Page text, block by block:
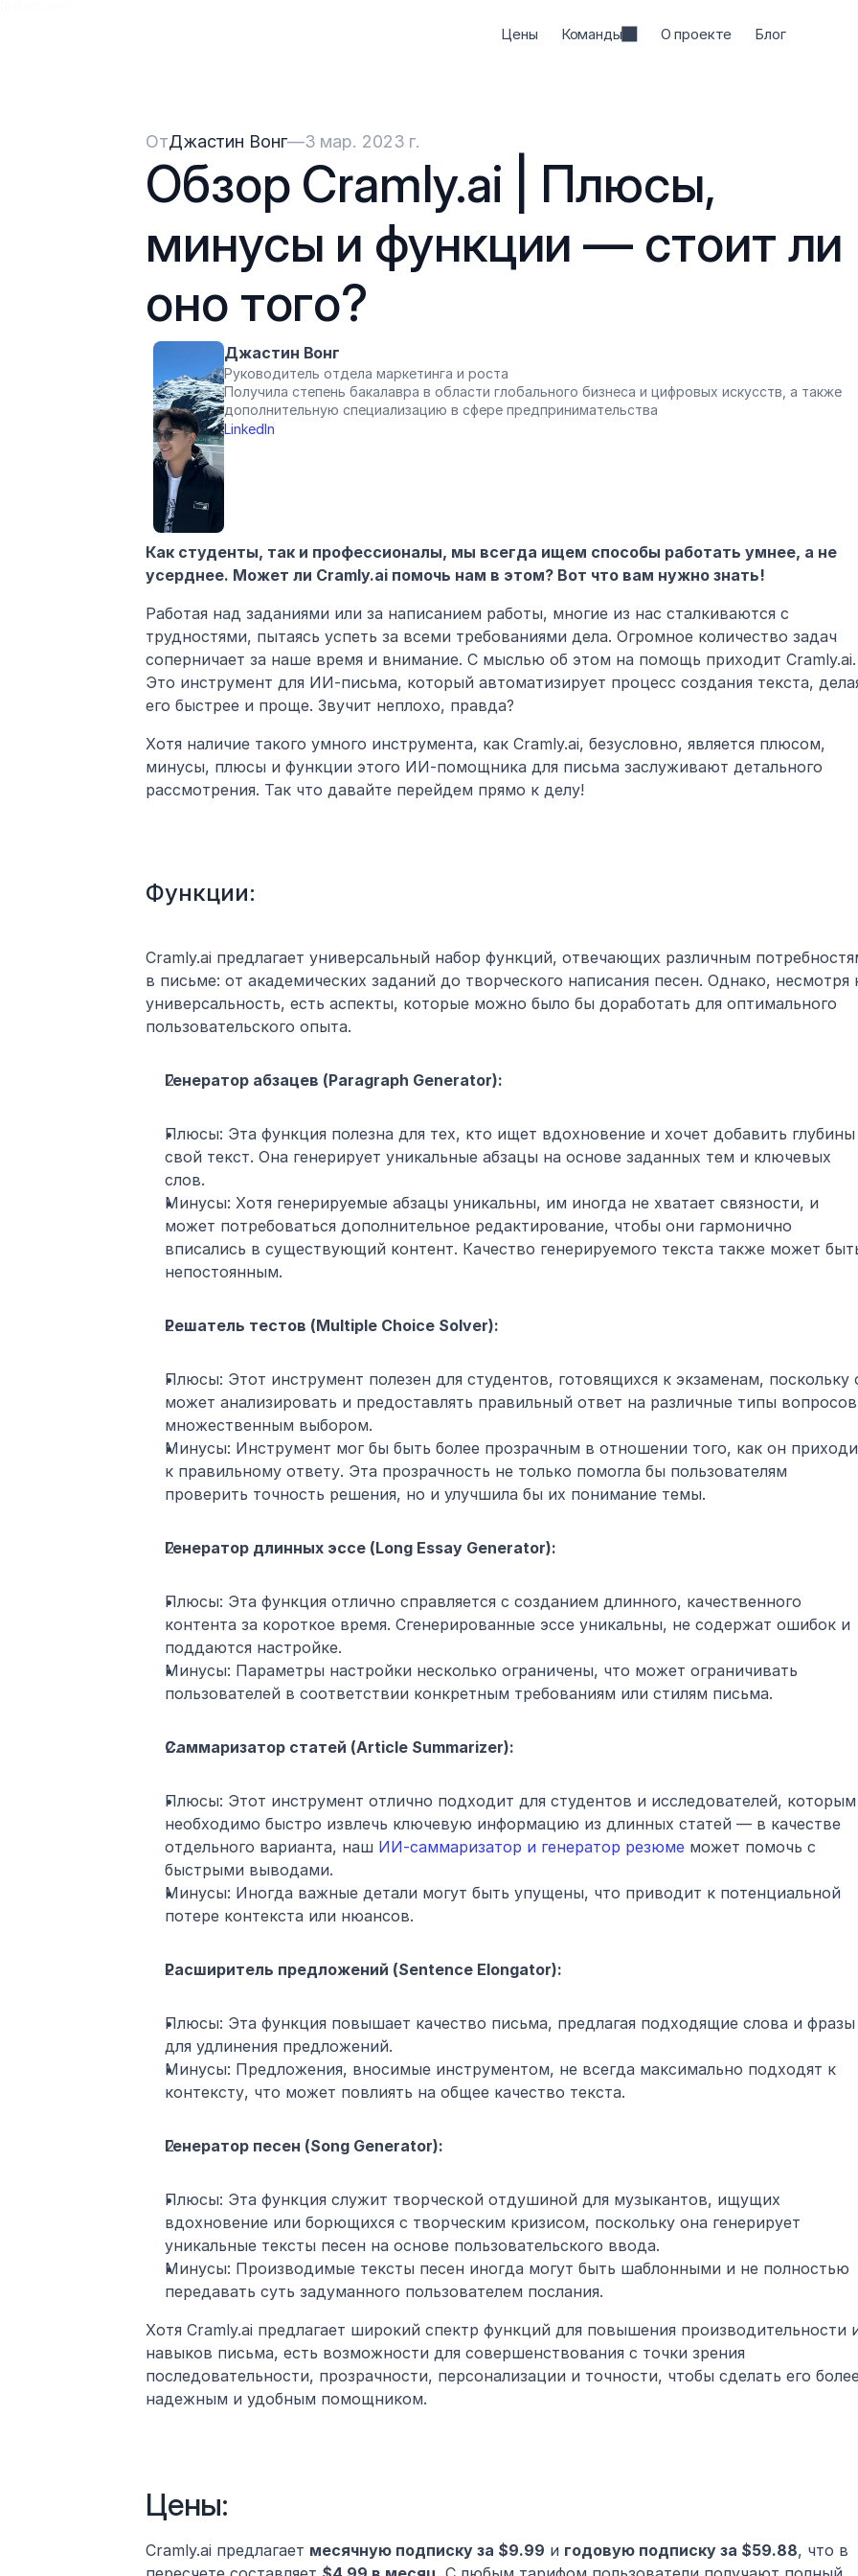
Цены Команды О проекте Блог
ОтДжастин Вонг—3 мар. 2023 г.
Обзор Cramly.ai | Плюсы,
минусы и функции — стоит ли
оно того?
Джастин Вонг
Руководитель отдела маркетинга и роста
Получила степень бакалавра в области глобального бизнеса и цифровых искусств, а также
дополнительную специализацию в сфере предпринимательства
LinkedIn
Как студенты, так и профессионалы, мы всегда ищем способы работать умнее, а не
усерднее. Может ли Cramly.ai помочь нам в этом? Вот что вам нужно знать!
Работая над заданиями или за написанием работы, многие из нас сталкиваются с
трудностями, пытаясь успеть за всеми требованиями дела. Огромное количество задач
соперничает за наше время и внимание. С мыслью об этом на помощь приходит Cramly.ai.
Это инструмент для ИИ-письма, который автоматизирует процесс создания текста,
его быстрее и проще. Звучит неплохо, правда?
Хотя наличие такого умного инструмента, как Cramly.ai, безусловно, является плюсом,
минусы, плюсы и функции этого ИИ-помощника для письма заслуживают детального
рассмотрения. Так что давайте перейдем прямо к делу!
Функции:
Cramly.ai предлагает универсальный набор функций, отвечающих различным
в письме: от академических заданий до творческого написания песен. Однако, несмотря
универсальность, есть аспекты, которые можно было бы доработать для оптимального
пользовательского опыта.
Генератор абзацев (Paragraph Generator):
Плюсы: Эта функция полезна для тех, кто ищет вдохновение и хочет добавить глубины
свой текст. Она генерирует уникальные абзацы на основе заданных тем и ключевых
слов.
Минусы: Хотя генерируемые абзацы уникальны, им иногда не хватает связности, и
может потребоваться дополнительное редактирование, чтобы они гармонично
вписались в существующий контент. Качество генерируемого текста также может
непостоянным.
Решатель тестов (Multiple Choice Solver):
Плюсы: Этот инструмент полезен для студентов, готовящихся к экзаменам, поскольку
может анализировать и предоставлять правильный ответ на различные типы
множественным выбором.
Минусы: Инструмент мог бы быть более прозрачным в отношении того, как он
к правильному ответу. Эта прозрачность не только помогла бы пользователям
проверить точность решения, но и улучшила бы их понимание темы.
Генератор длинных эссе (Long Essay Generator):
Плюсы: Эта функция отлично справляется с созданием длинного, качественного
контента за короткое время. Сгенерированные эссе уникальны, не содержат ошибок и
поддаются настройке.
Минусы: Параметры настройки несколько ограничены, что может ограничивать
пользователей в соответствии конкретным требованиям или стилям письма.
Саммаризатор статей (Article Summarizer):
Плюсы: Этот инструмент отлично подходит для студентов и исследователей, которым
необходимо быстро извлечь ключевую информацию из длинных статей — в качестве
отдельного варианта, наш ИИ-саммаризатор и генератор резюме может помочь с
быстрыми выводами.
Минусы: Иногда важные детали могут быть упущены, что приводит к потенциальной
потере контекста или нюансов.
Расширитель предложений (Sentence Elongator):
Плюсы: Эта функция повышает качество письма, предлагая подходящие слова и фразы
для удлинения предложений.
Минусы: Предложения, вносимые инструментом, не всегда максимально подходят к
контексту, что может повлиять на общее качество текста.
Генератор песен (Song Generator):
Плюсы: Эта функция служит творческой отдушиной для музыкантов, ищущих
вдохновение или борющихся с творческим кризисом, поскольку она генерирует
уникальные тексты песен на основе пользовательского ввода.
Минусы: Производимые тексты песен иногда могут быть шаблонными и не полностью
передавать суть задуманного пользователем послания.
Хотя Cramly.ai предлагает широкий спектр функций для повышения производительности
навыков письма, есть возможности для совершенствования с точки зрения
последовательности, прозрачности, персонализации и точности, чтобы сделать его
надежным и удобным помощником.
Цены:
Cramly.ai предлагает месячную подписку за $9.99 и годовую подписку за $59.88, что в